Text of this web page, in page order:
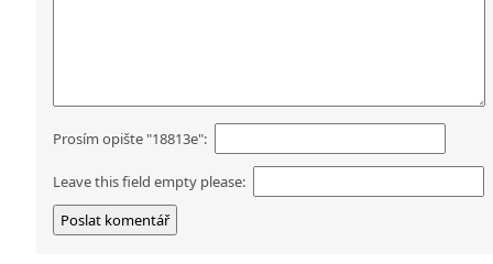
Prosím opište "18813e":
Leave this field empty please: